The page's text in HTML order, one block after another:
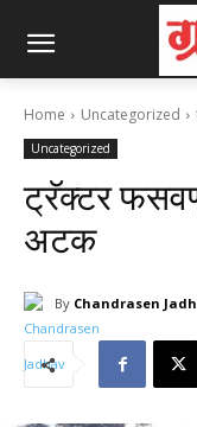
Home Uncategorized
Uncategorized
ट्रॅक्टर
अटक
By Chandrasen